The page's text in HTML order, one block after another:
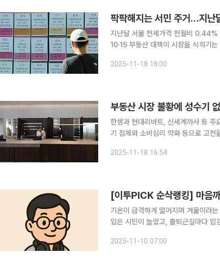
팍팍해지는 서민 주거…지난
지난달 서울 전세가격 전월비 0.44% 증
10·15 부동산 대책이 시장을 식히기
으로 뛰었다. 공급 축소 우려에 전세
2025-11-18 18:00
부동산 시장 불황에 성수기
한샘과 현대리바트, 신세계까사 등 주
기 침체와 소비심리 약화 등으로 고
계에 따르면 한샘의 올해 3분기 매출
2025-11-18 16:54
기온이 급격하게 떨어지며 겨울이라
입은 시민이 늘었고, 출퇴근길마다 입
까지도 얼어붙게 만듭니다. 유튜브
2025-11-10 07:00